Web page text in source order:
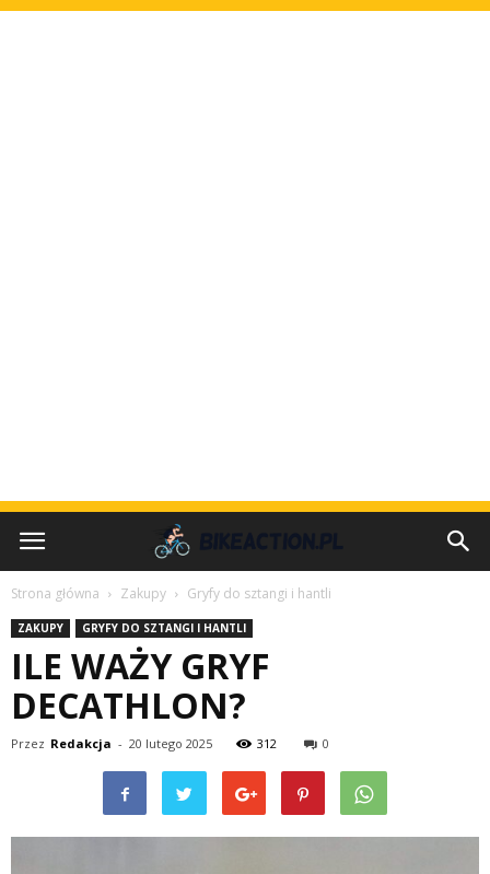
Strona główna Zakupy Gryfy do sztangi i hantli
ZAKUPY GRYFY DO SZTANGI I HANTLI
ILE WAŻY GRYF
DECATHLON?
Przez Redakcja - 20 lutego 2025 312 0